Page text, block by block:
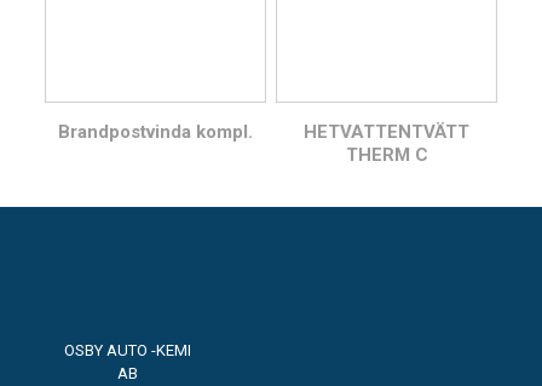
Brandpostvinda kompl.
HETVATTENTVÄTT
THERM C
OSBY AUTO -KEMI
AB